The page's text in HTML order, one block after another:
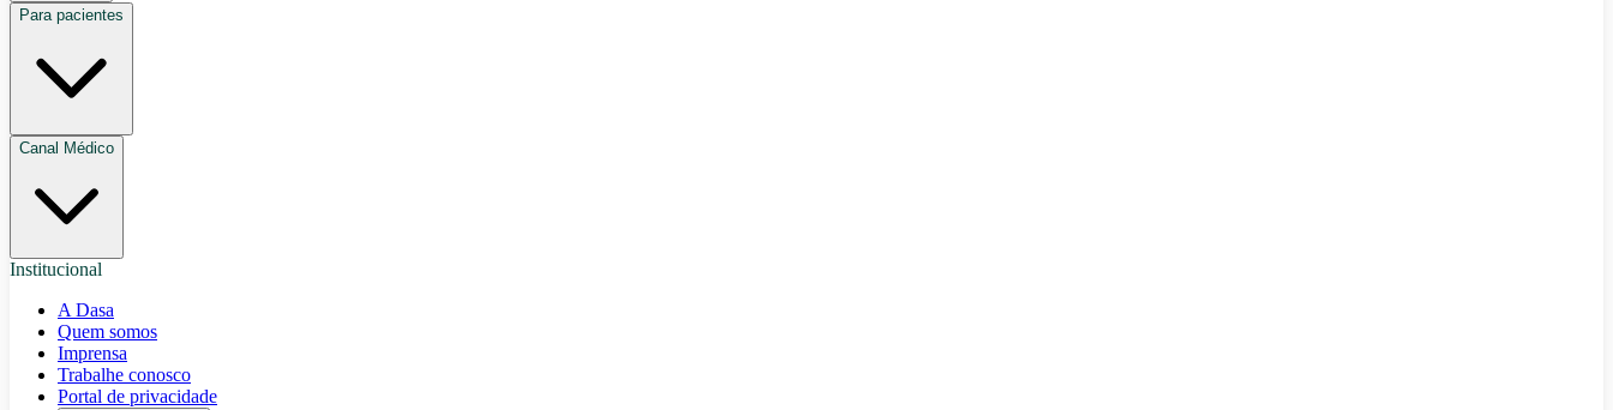
Para pacientes
Canal Médico
Institucional
A Dasa
Quem somos
Imprensa
Trabalhe conosco
Portal de privacidade